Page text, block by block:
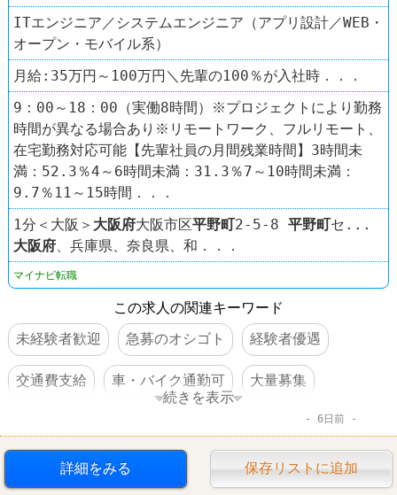
ITエンジニア／システムエンジニア（アプリ設計／WEB・
オープン・モバイル系）
月給:35万円～100万円＼先輩の100％が入社時．．．
9：00～18：00（実働8時間）※プロジェクトにより勤務
時間が異なる場合あり※リモートワーク、フルリモート、
在宅勤務対応可能【先輩社員の月間残業時間】3時間未
満：52.3％4～6時間未満：31.3％7～10時間未満：
9.7％11～15時間．．．
1分＜大阪＞ 大阪府大阪市区平野町2-5-8 平野町セ...
大阪府 、兵庫県、奈良県、和．．．
マイナビ転職
この求人の関連キーワード
未経験者歓迎
急募のオシゴト 経験者優遇
交通費支給 車・バイク通勤可 大量募集
語学力を活かすオシゴト
学歴不問 第二新卒歓迎 女性活躍
続きを表示
6日前
詳細をみる 保存リストに追加